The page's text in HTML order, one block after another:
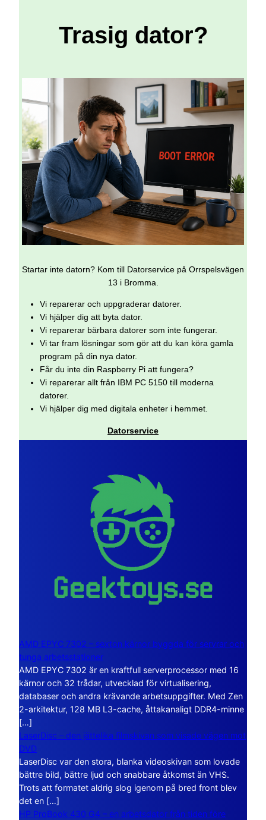
Trasig dator?
Startar inte datorn? Kom till Datorservice på Orrspelsvägen
13 i Bromma.
Vi reparerar och uppgraderar datorer.
Vi hjälper dig att byta dator.
Vi reparerar bärbara datorer som inte fungerar.
Vi tar fram lösningar som gör att du kan köra gamla
program på din nya dator.
Får du inte din Raspberry Pi att fungera?
Vi reparerar allt från IBM PC 5150 till moderna
datorer.
Vi hjälper dig med digitala enheter i hemmet.
Datorservice
AMD EPYC 7302 – sexton kärnor byggda för servrar och
tunga arbetsstationer
AMD EPYC 7302 är en kraftfull serverprocessor med 16
kärnor och 32 trådar, utvecklad för virtualisering,
databaser och andra krävande arbetsuppgifter. Med Zen
2-arkitektur, 128 MB L3-cache, åttakanaligt DDR4-minne
[…]
LaserDisc – den jättelika filmskivan som visade vägen mot
DVD
LaserDisc var den stora, blanka videoskivan som lovade
bättre bild, bättre ljud och snabbare åtkomst än VHS.
Trots att formatet aldrig slog igenom på bred front blev
det en […]
HP ProBook 430 G4 – en arbetsdator från tiden före